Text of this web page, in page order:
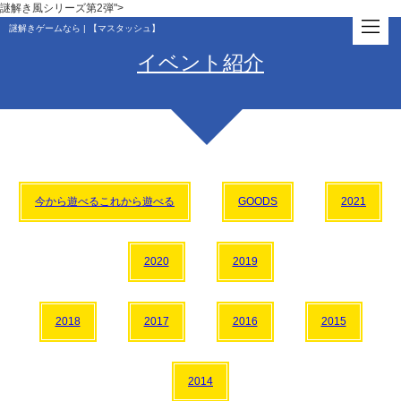
謎解き風シリーズ第2弾">
謎解きゲームなら | 【マスタッシュ】
イベント紹介
今から遊べるこれから遊べる GOODS 2021
2020 2019
2018 2017 2016 2015
2014